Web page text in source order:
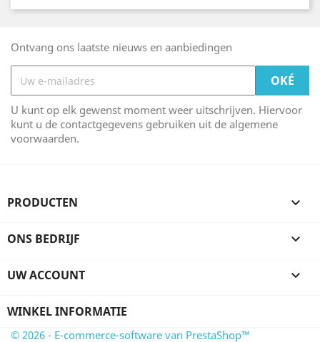
Ontvang ons laatste nieuws en aanbiedingen
U kunt op elk gewenst moment weer uitschrijven. Hiervoor
kunt u de contactgegevens gebruiken uit de algemene
voorwaarden.
PRODUCTEN 
ONS BEDRIJF 
UW ACCOUNT 
WINKEL INFORMATIE
© 2026 - E-commerce-software van PrestaShop™